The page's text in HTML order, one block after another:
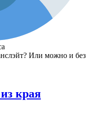
Или можно и без
края